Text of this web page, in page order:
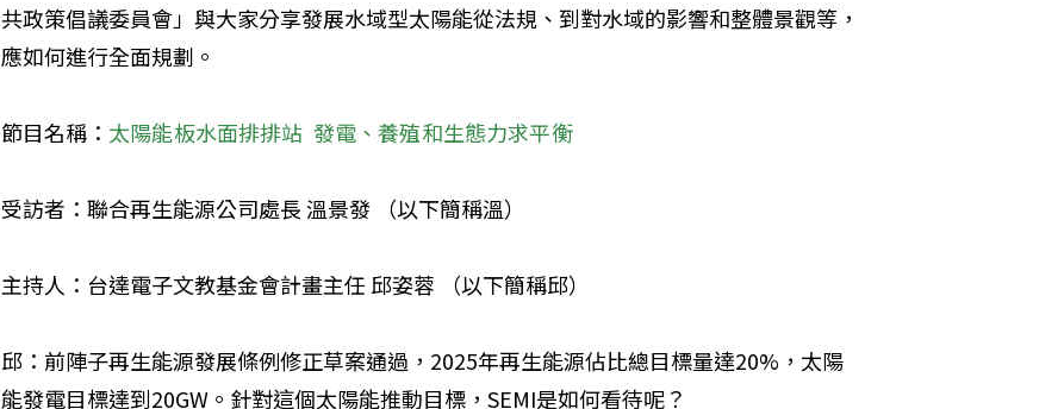
共政策倡議委員會」與大家分享發展水域型太陽能從法規、到對水域的影響和整體景觀等，
應如何進行全面規劃。
節目名稱： 太陽能板水面排排站 發電、養殖和生態力求平衡
受訪者：聯合再生能源公司處長 溫景發 （以下簡稱溫）
主持人：台達電子文教基金會計畫主任 邱姿蓉 （以下簡稱邱）
邱：前陣子再生能源發展條例修正草案通過，2025年再生能源佔比總目標量達20%，太陽
能發電目標達到20GW。針對這個太陽能推動目標，SEMI是如何看待呢？